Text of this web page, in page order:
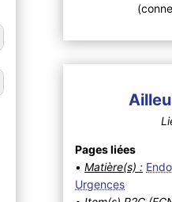
Pages liées
•Matière(s) :
Urgences